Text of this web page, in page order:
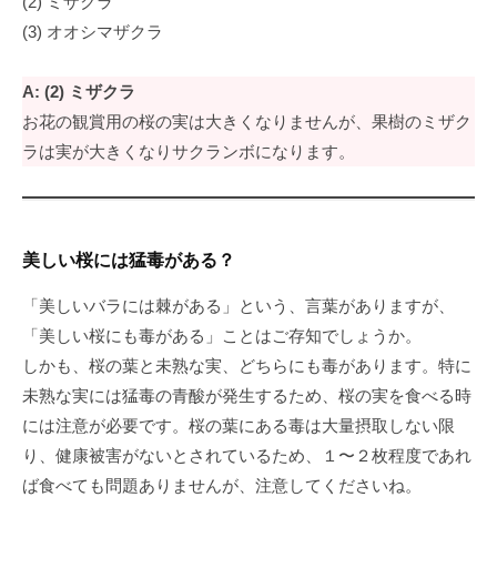
様
に
届
け
し
ま
す
(3) オオシマザクラ
A: (2) ミザクラ
お花の観賞用の桜の実は大きくなりませんが、果樹のミザク
ラは実が大きくなりサクランボになります。
美しい桜には猛毒がある？
「美しいバラには棘がある」という、言葉がありますが、
「美しい桜にも毒がある」ことはご存知でしょうか。
しかも、桜の葉と未熟な実、どちらにも毒があります。特に
未熟な実には猛毒の青酸が発生するため、桜の実を食べる時
には注意が必要です。桜の葉にある毒は大量摂取しない限
り、健康被害がないとされているため、１〜２枚程度であれ
ば食べても問題ありませんが、注意してくださいね。